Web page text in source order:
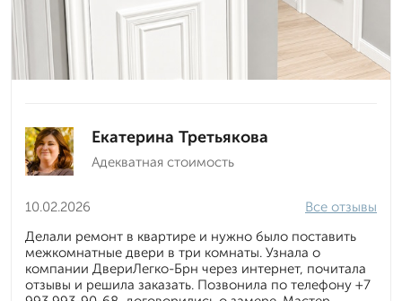
Екатерина Третьякова
Адекватная стоимость
10.02.2026
Все отзывы
Делали ремонт в квартире и нужно было поставить
межкомнатные двери в три комнаты. Узнала о
компании ДвериЛегко-Брн через интернет, почитала
отзывы и решила заказать. Позвонила по телефону +7